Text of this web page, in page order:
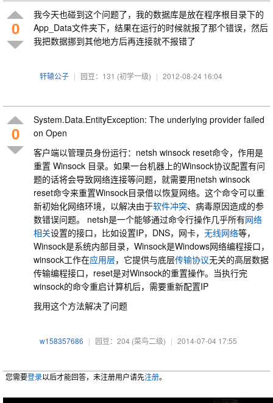
0
我今天也碰到这个问题了，我的数据库是放在程序根目录下的
App_Data文件夹下，结果在运行的时候就报了那个错误，然后
我把数据挪到其他地方后再连接就不报错了
轩辕公子 | 园豆：131 (初学一级) | 2012-08-24 16:04
0
System.Data.EntityException: The underlying provider failed
on Open
客户端以管理员身份运行：netsh winsock reset命令，作用是
重置 Winsock 目录。如果一台机器上的Winsock协议配置有问
题的话将会导致网络连接等问题，就需要用netsh winsock
reset命令来重置Winsock目录借以恢复网络。这个命令可以重
新初始化网络环境，以解决由于软件冲突、病毒原因造成的参
数错误问题。 netsh是一个能够通过命令行操作几乎所有网络
相关设置的接口，比如设置IP，DNS，网卡， 无线网络等，
Winsock是系统内部目录，Winsock是Windows网络编程接口，
winsock工作在应用层，它提供与底层传输协议无关的高层数据
传输编程接口，reset是对Winsock的重置操作。当执行完
winsock的命令重启计算机后，需要重新配置IP
我用这个方法解决了问题
w158357686 | 园豆：204 (菜鸟二级) | 2014-07-04 17:55
您需要登录以后才能回答，未注册用户请先注册。